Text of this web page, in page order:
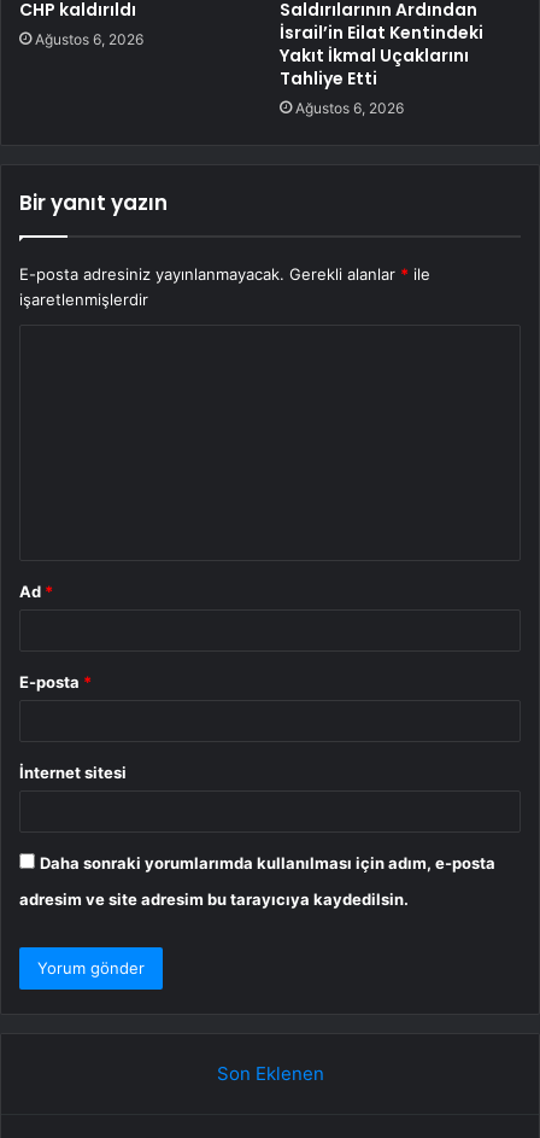
CHP kaldırıldı
Ağustos 6, 2026
Saldırılarının Ardından
İsrail’in Eilat Kentindeki
Yakıt İkmal Uçaklarını
Tahliye Etti
Ağustos 6, 2026
Bir yanıt yazın
E-posta adresiniz yayınlanmayacak. Gerekli alanlar * ile
işaretlenmişlerdir
Ad *
E-posta *
İnternet sitesi
Daha sonraki yorumlarımda kullanılması için adım, e-posta
adresim ve site adresim bu tarayıcıya kaydedilsin.
Son Eklenen